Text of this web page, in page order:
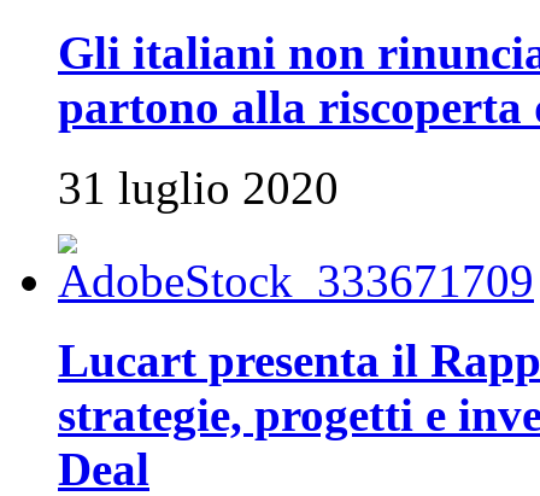
Gli italiani non
partono alla
31 luglio 2020
Lucart presenta il
strategie, progetti e
Deal